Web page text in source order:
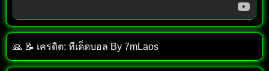
🙏 📝 เครดิต: ทีเด็ด​บอล​ By​ 7mLaos